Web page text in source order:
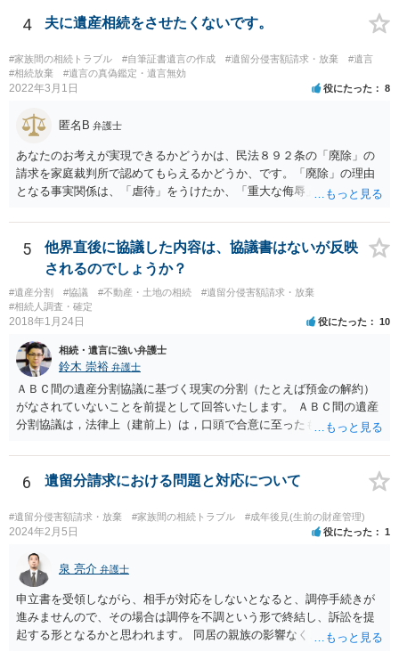
4 夫に遺産相続をさせたくないです。
#家族間の相続トラブル #自筆証書遺言の作成 #遺留分侵害額請求・放棄
#遺言
#相続放棄
#遺言の真偽鑑定・遺言無効
2022年3月1日 役にたった 8
匿名B 弁護士
あなたのお考えが実現できるかどうかは、民法８９２条の「廃除」の
請求を家庭裁判所で認めてもらえるかどうか、です。「廃除」の理由
となる事実関係は、「虐待」をうけたか、「重大な侮辱」を受けた
「廃除」は遺言でも可能です（民法８９３条）。 弁護士に具体的な事
情を話して相談して、「廃除」が可能か、実際に法律相談を受けるこ
とをお勧めします。
5
他界直後に協議した内容は、協議書はないが反映
されるのでしょうか？
#遺産分割 #協議 #不動産・土地の相続
#遺留分侵害額請求・放棄
#相続人調査・確定
2018年1月24日 役にたった 10
相続・遺言に強い弁護士
鈴木 崇裕 弁護士
ＡＢＣ間の遺産分割協議に基づく現実の分割（たとえば預金の解約）
がなされていないことを前提として回答いたします。 ＡＢＣ間の遺産
分割協議は，法律上（建前上）は，口頭で合意に至ったものであって
ん。 また，不動産の名義を移転するためには，遺産分割協議書への署
名捺印を得る必要があります。 したがって，残念ながら，「ＡＢＣ間
難と思われます。 「ＡＢＣ間の遺産分割協議は未了のまま，ＡとＢが
死亡し，二次相続が発生した」という前提に基づいて協議を進める必
議の内容を前提とした主張をすることが最も有利ですが，ＡＢの相続
人は応じない姿勢を示していることから，実現は困難だと思います。
主張としては維持しつつも，現実的な解決方法（遺産分割協議の落と
しどころ）としては，譲歩することを甘受しなければならないかもし
れません。
6 遺留分請求における問題と対応について
#遺留分侵害額請求・放棄 #家族間の相続トラブル #成年後見(生前の財産管理)
2024年2月5日 役にたった 1
泉 亮介 弁護士
申立書を受領しながら、相手が対応をしないとなると、調停手続きが
進みませんので、その場合は調停を不調という形で終結し、訴訟を提
起する形となるかと思われます。 同居の親族の影響なく、というのは